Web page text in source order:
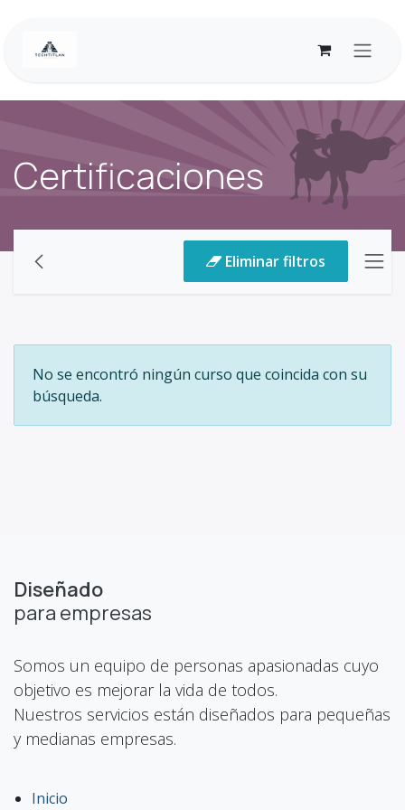
Certificaciones
Eliminar filtros
No se encontró ningún curso que coincida con su
búsqueda.
Diseñado
para empresas
Somos un equipo de personas apasionadas cuyo
objetivo es mejorar la vida de todos.
Nuestros servicios están diseñados para pequeñas
y medianas empresas.
Inicio